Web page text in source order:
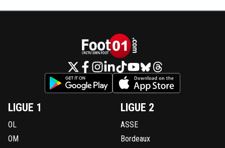
LIGUE 1
OL
OM
LIGUE 2
ASSE
Bordeaux